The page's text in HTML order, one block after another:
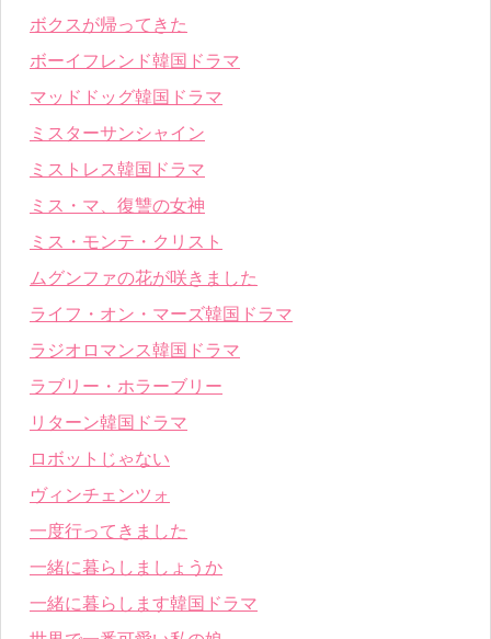
ボクスが帰ってきた
ボーイフレンド韓国ドラマ
マッドドッグ韓国ドラマ
ミスターサンシャイン
ミストレス韓国ドラマ
ミス・マ、復讐の女神
ミス・モンテ・クリスト
ムグンファの花が咲きました
ライフ・オン・マーズ韓国ドラマ
ラジオロマンス韓国ドラマ
ラブリー・ホラーブリー
リターン韓国ドラマ
ロボットじゃない
ヴィンチェンツォ
一度行ってきました
一緒に暮らしましょうか
一緒に暮らします韓国ドラマ